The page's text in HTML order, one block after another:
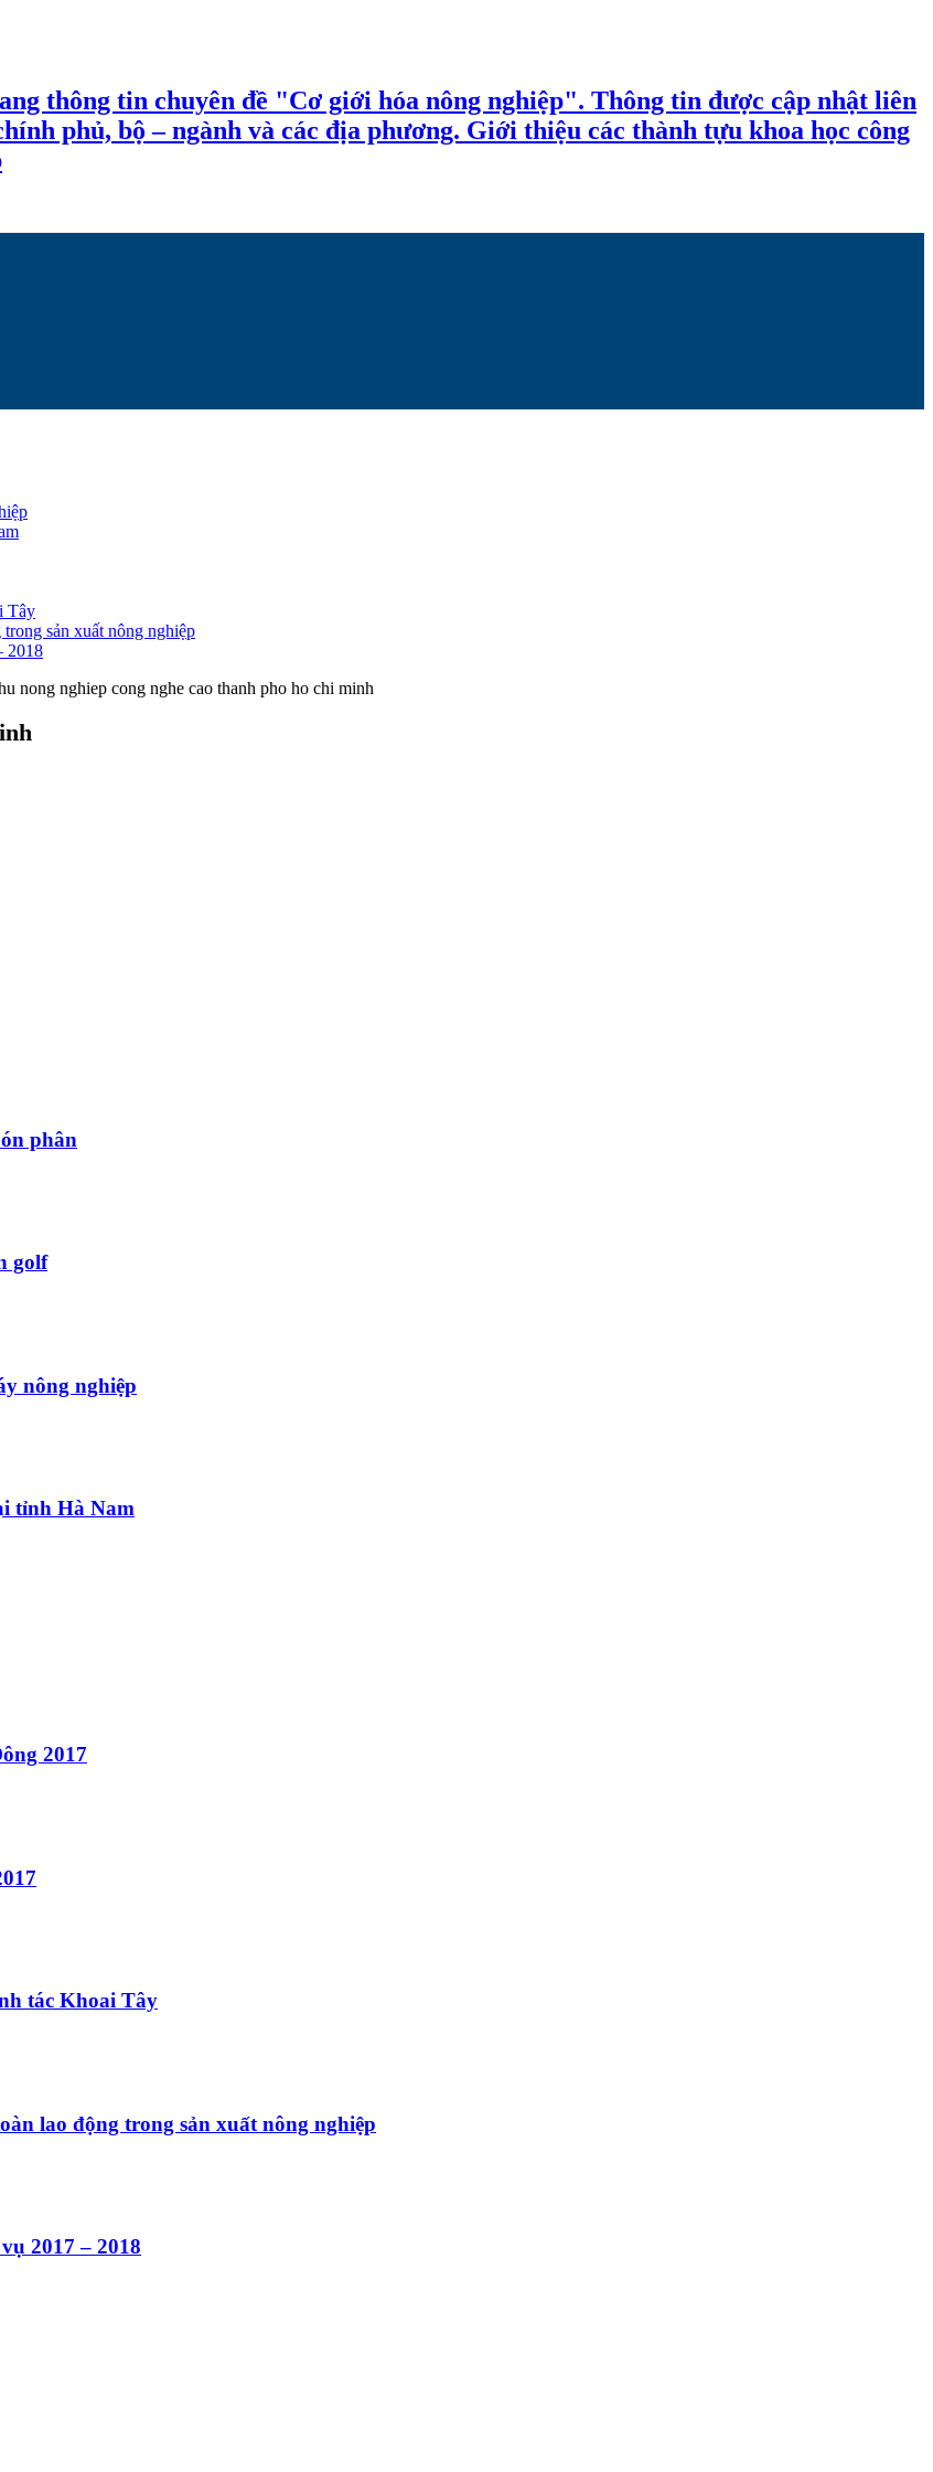
thông tin chuyên đề "Cơ giới hóa nông nghiệp". Thông tin được cập nhật liên
phủ, bộ – ngành và các địa phương. Giới thiệu các thành tựu khoa học công
Tây
sản xuất nông nghiệp
2018
nong nghiep cong nghe cao thanh pho ho chi minh
phân
golf
nông nghiệp
tỉnh Hà Nam
2017
tác Khoai Tây
lao động trong sản xuất nông nghiệp
2017 – 2018